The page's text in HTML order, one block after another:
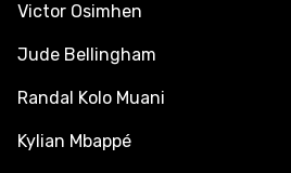
Victor Osimhen
Jude Bellingham
Randal Kolo Muani
Kylian Mbappé